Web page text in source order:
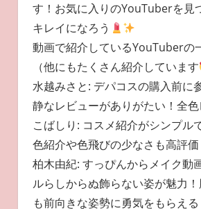
す！お気に入りのYouTuberを見
キレイになろう
動画で紹介しているYouTuberの
（他にもたくさん紹介しています
水越みさと: デパコスの購入前に
静なレビューがありがたい！全
こばしり: コスメ紹介がシンプル
色紹介や色飛びの少なさも高評価
柏木由紀: すっぴんからメイク動
ルらしからぬ飾らない姿が魅力
も前向きな姿勢に勇気をもらえる